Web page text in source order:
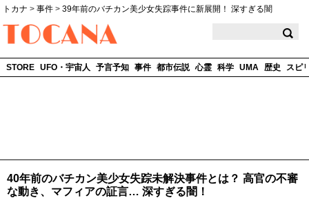
トカナ > 事件 > 39年前のバチカン美少女失踪事件に新展開！ 深すぎる闇
STORE UFO・宇宙人 予言予知 事件 都市伝説 心霊 科学 UMA 歴史 スピ
40年前のバチカン美少女失踪未解決事件とは？ 高官の不審
な動き、マフィアの証言… 深すぎる闇！